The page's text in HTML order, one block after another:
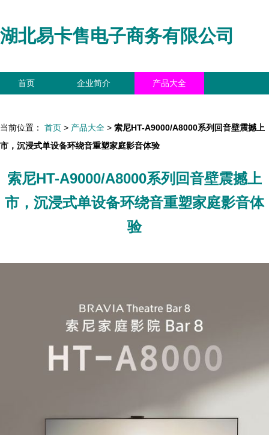
湖北易卡售电子商务有限公司
首页 企业简介 产品大全
当前位置： 首页 > 产品大全 > 索尼HT-A9000/A8000系列回音壁震撼上
市，沉浸式单设备环绕音重塑家庭影音体验
索尼HT-A9000/A8000系列回音壁震撼上
市，沉浸式单设备环绕音重塑家庭影音体
验